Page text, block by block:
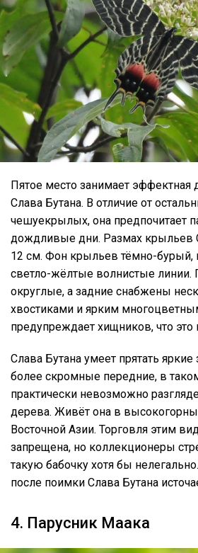
Пятое место занимает эффектная
Слава Бутана. В отличие от
чешуекрылых, она предпочитает
дождливые дни. Размах крыльев
12 см. Фон крыльев тёмно-бурый,
светло-жёлтые волнистые
округлые, а задние снабжены
хвостиками и ярким
предупреждает хищников, что это
Слава Бутана умеет прятать
более скромные передние, в
практически невозможно
дерева. Живёт она в
Восточной Азии. Торговля этим
запрещена, но коллекционеры
такую бабочку хотя бы
после поимки Слава Бутана
4. Парусник Маака